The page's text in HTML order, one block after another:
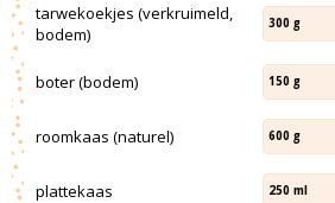
tarwekoekjes (verkruimeld,
bodem)
300 g
boter (bodem) 150 g
roomkaas (naturel) 600 g
plattekaas 250 ml